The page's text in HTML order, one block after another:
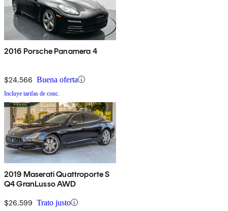
2016 Porsche Panamera 4
$24,566 Buena oferta
Incluye tarifas de conc.
2019 Maserati Quattroporte S
Q4 GranLusso AWD
$26,599 Trato justo